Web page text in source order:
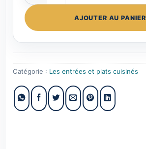
AJOUTER AU PANIER
Catégorie : Les entrées et plats cuisinés